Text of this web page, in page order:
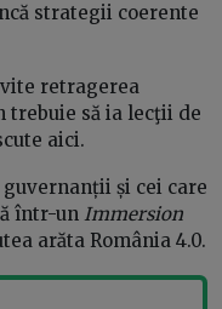
strategii coerente
retragerea
să ia lecţii de
aici.
și cei care
într-un Immersion
arăta România 4.0.